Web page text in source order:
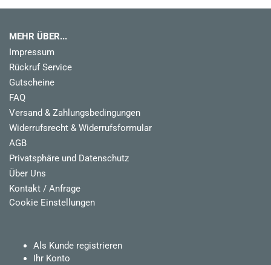
MEHR ÜBER...
Impressum
Rückruf Service
Gutscheine
FAQ
Versand & Zahlungsbedingungen
Widerrufsrecht & Widerrufsformular
AGB
Privatsphäre und Datenschutz
Über Uns
Kontakt / Anfrage
Cookie Einstellungen
Als Kunde registrieren
Ihr Konto